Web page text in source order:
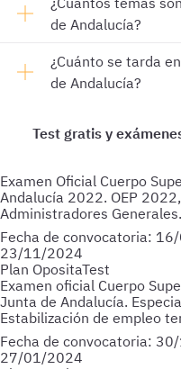
de Andalucía?
¿Cuánto se tarda
de Andalucía?
Examen Oficial Cuerpo
Andalucía 2022. OEP
Administradores Generales.
Fecha de convocatoria:
23/11/2024
Plan OpositaTest
Examen oficial Cuerpo
Junta de Andalucía.
Estabilización de empleo
Fecha de convocatoria:
27/01/2024